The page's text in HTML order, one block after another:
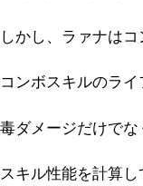
しかし、ラァナは
コンボスキルのライ
毒ダメージだけで
スキル性能を計算し